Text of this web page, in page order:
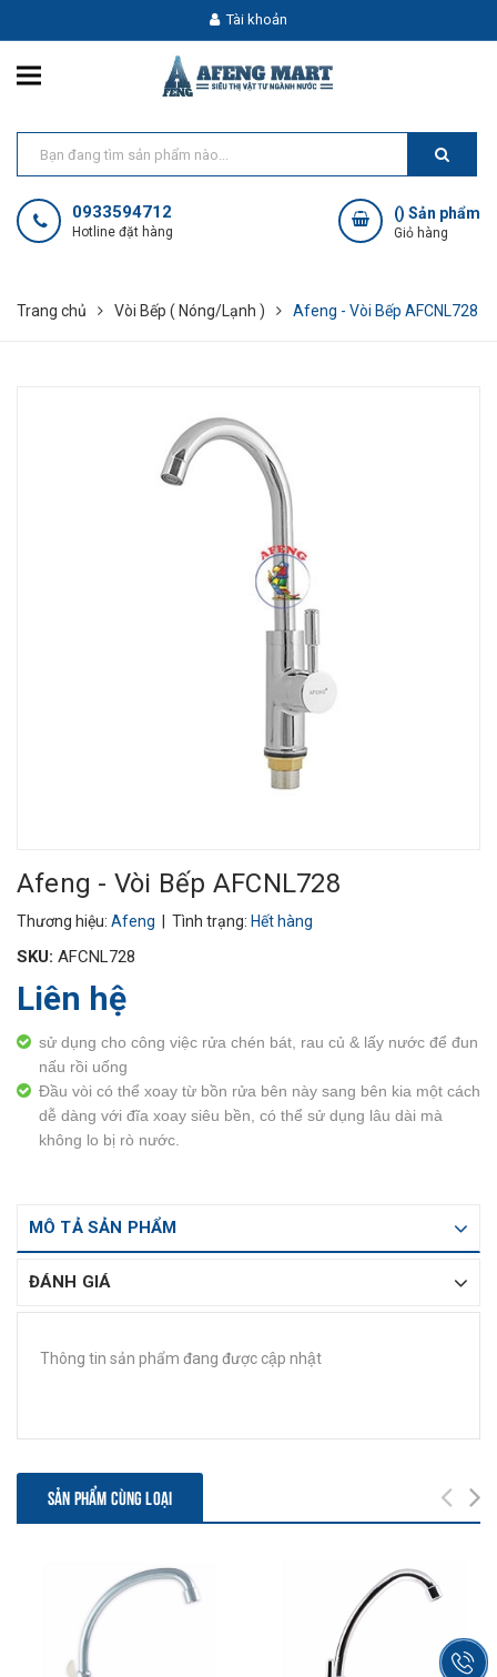
Tài khoản
0933594712
Hotline đặt hàng
() Sản phẩm
Giỏ hàng
Trang chủ Vòi Bếp ( Nóng/Lạnh ) Afeng - Vòi Bếp AFCNL728
Afeng - Vòi Bếp AFCNL728
Thương hiệu: Afeng | Tình trạng: Hết hàng
SKU: AFCNL728
Liên hệ
sử dụng cho công việc rửa chén bát, rau củ & lấy nước để đun
nấu rồi uống
Đầu vòi có thể xoay từ bồn rửa bên này sang bên kia một cách
dễ dàng với đĩa xoay siêu bền, có thể sử dụng lâu dài mà
không lo bị rò nước.
MÔ TẢ SẢN PHẨM
ĐÁNH GIÁ
Thông tin sản phẩm đang được cập nhật
SẢN PHẨM CÙNG LOẠI